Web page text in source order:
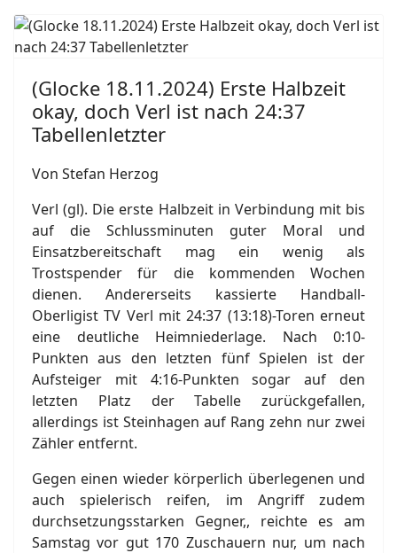
(Glocke 18.11.2024) Erste Halbzeit
okay, doch Verl ist nach 24:37
Tabellenletzter
Von Stefan Herzog
Verl (gl). Die erste Halbzeit in Verbindung mit bis
auf die Schlussminuten guter Moral und
Einsatzbereitschaft mag ein wenig als
Trostspender für die kommenden Wochen
dienen. Andererseits kassierte Handball-
Oberligist TV Verl mit 24:37 (13:18)-Toren erneut
eine deutliche Heimniederlage. Nach 0:10-
Punkten aus den letzten fünf Spielen ist der
Aufsteiger mit 4:16-Punkten sogar auf den
letzten Platz der Tabelle zurückgefallen,
allerdings ist Steinhagen auf Rang zehn nur zwei
Zähler entfernt.
Gegen einen wieder körperlich überlegenen und
auch spielerisch reifen, im Angriff zudem
durchsetzungsstarken Gegner,, reichte es am
Samstag vor gut 170 Zuschauern nur, um nach